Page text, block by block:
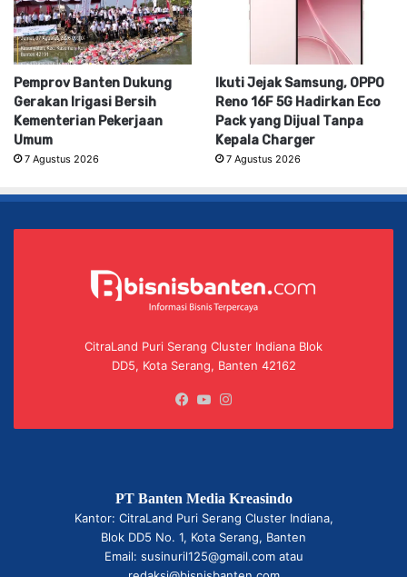
Pemprov Banten Dukung
Gerakan Irigasi Bersih
Kementerian Pekerjaan
Umum
7 Agustus 2026
Ikuti Jejak Samsung, OPPO
Reno 16F 5G Hadirkan Eco
Pack yang Dijual Tanpa
Kepala Charger
7 Agustus 2026
CitraLand Puri Serang Cluster Indiana Blok
DD5, Kota Serang, Banten 42162
Facebook
YouTube
PT Banten Media Kreasindo
Kantor: CitraLand Puri Serang Cluster Indiana,
Blok DD5 No. 1, Kota Serang, Banten
Email: susinuril125@gmail.com atau